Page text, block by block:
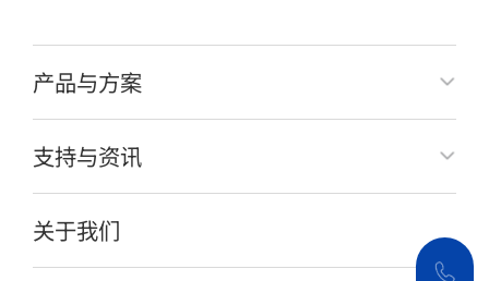
产品与方案
支持与资讯
关于我们